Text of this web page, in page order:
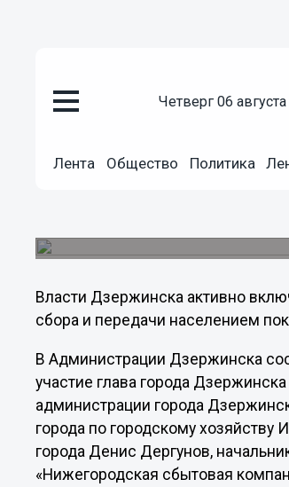
четверг 06
Лента Общество Политика
Власти Дзержинска
Власти Дзержинска активно
сбора и передачи населением
В Администрации Дзержинска
участие глава города
администрации города
города по городскому
города Денис Дергунов,
«Нижегородская сбытовая